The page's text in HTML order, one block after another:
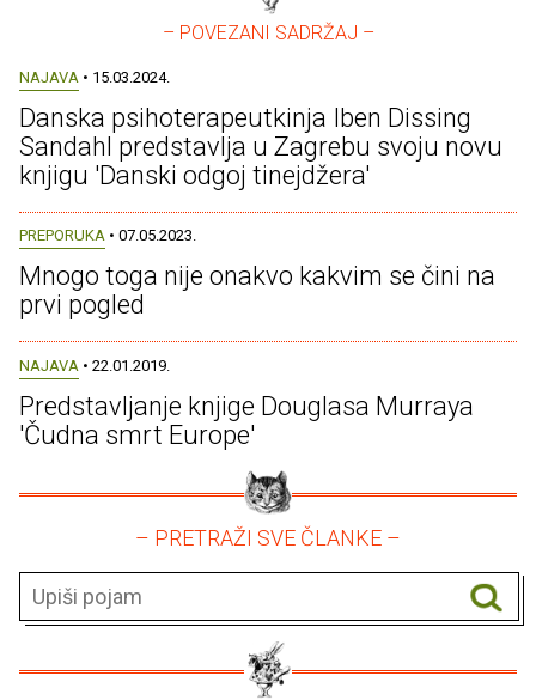
– POVEZANI SADRŽAJ –
NAJAVA • 15.03.2024.
Danska psihoterapeutkinja Iben Dissing
Sandahl predstavlja u Zagrebu svoju novu
knjigu 'Danski odgoj tinejdžera'
PREPORUKA • 07.05.2023.
Mnogo toga nije onakvo kakvim se čini na
prvi pogled
NAJAVA • 22.01.2019.
Predstavljanje knjige Douglasa Murraya
'Čudna smrt Europe'
– PRETRAŽI SVE ČLANKE –